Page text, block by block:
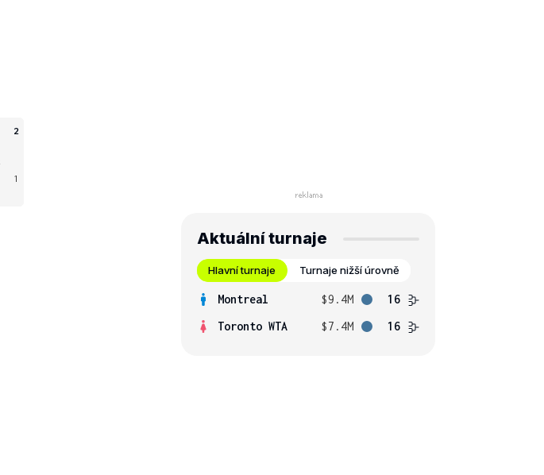
2
1
Aktuální turnaje
Hlavní turnaje Turnaje nižší úrovně
Montreal $9.4M
16
Toronto WTA
$7.4M 16